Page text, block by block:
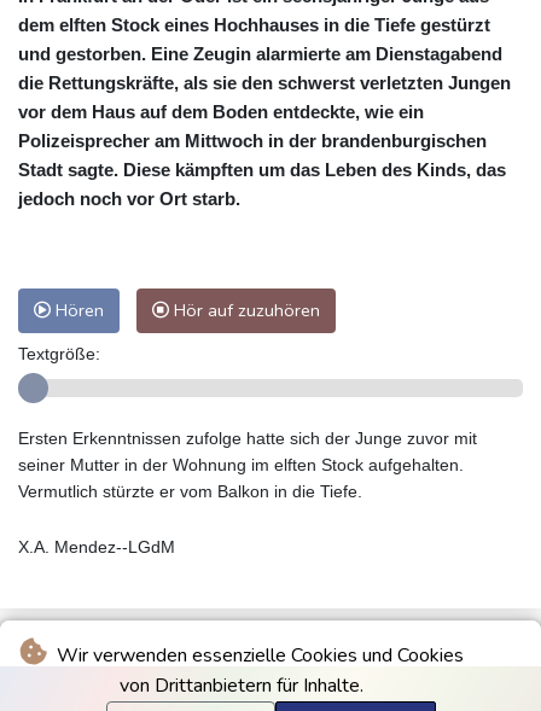
Wir verwenden essenzielle Cookies und Cookies
von Drittanbietern für Inhalte.
dem elften Stock eines Hochhauses in die Tiefe gestürzt
und gestorben. Eine Zeugin alarmierte am Dienstagabend
die Rettungskräfte, als sie den schwerst verletzten Jungen
vor dem Haus auf dem Boden entdeckte, wie ein
Polizeisprecher am Mittwoch in der brandenburgischen
Stadt sagte. Diese kämpften um das Leben des Kinds, das
jedoch noch vor Ort starb.
Hören Hör auf zuzuhören
Textgröße:
Ersten Erkenntnissen zufolge hatte sich der Junge zuvor mit
seiner Mutter in der Wohnung im elften Stock aufgehalten.
Vermutlich stürzte er vom Balkon in die Tiefe.
X.A. Mendez--LGdM